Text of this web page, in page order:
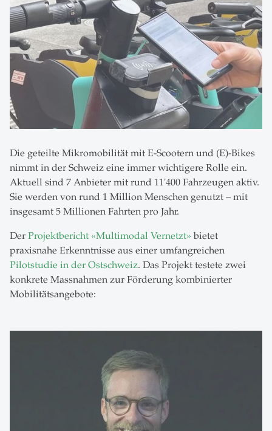
Die geteilte Mikromobilität mit E-Scootern und (E)-Bikes
nimmt in der Schweiz eine immer wichtigere Rolle ein.
Aktuell sind 7 Anbieter mit rund 11'400 Fahrzeugen aktiv.
Sie werden von rund 1 Million Menschen genutzt – mit
insgesamt 5 Millionen Fahrten pro Jahr.
Der Projektbericht «Multimodal Vernetzt» bietet
praxisnahe Erkenntnisse aus einer umfangreichen
Pilotstudie in der Ostschweiz. Das Projekt testete zwei
konkrete Massnahmen zur Förderung kombinierter
Mobilitätsangebote: